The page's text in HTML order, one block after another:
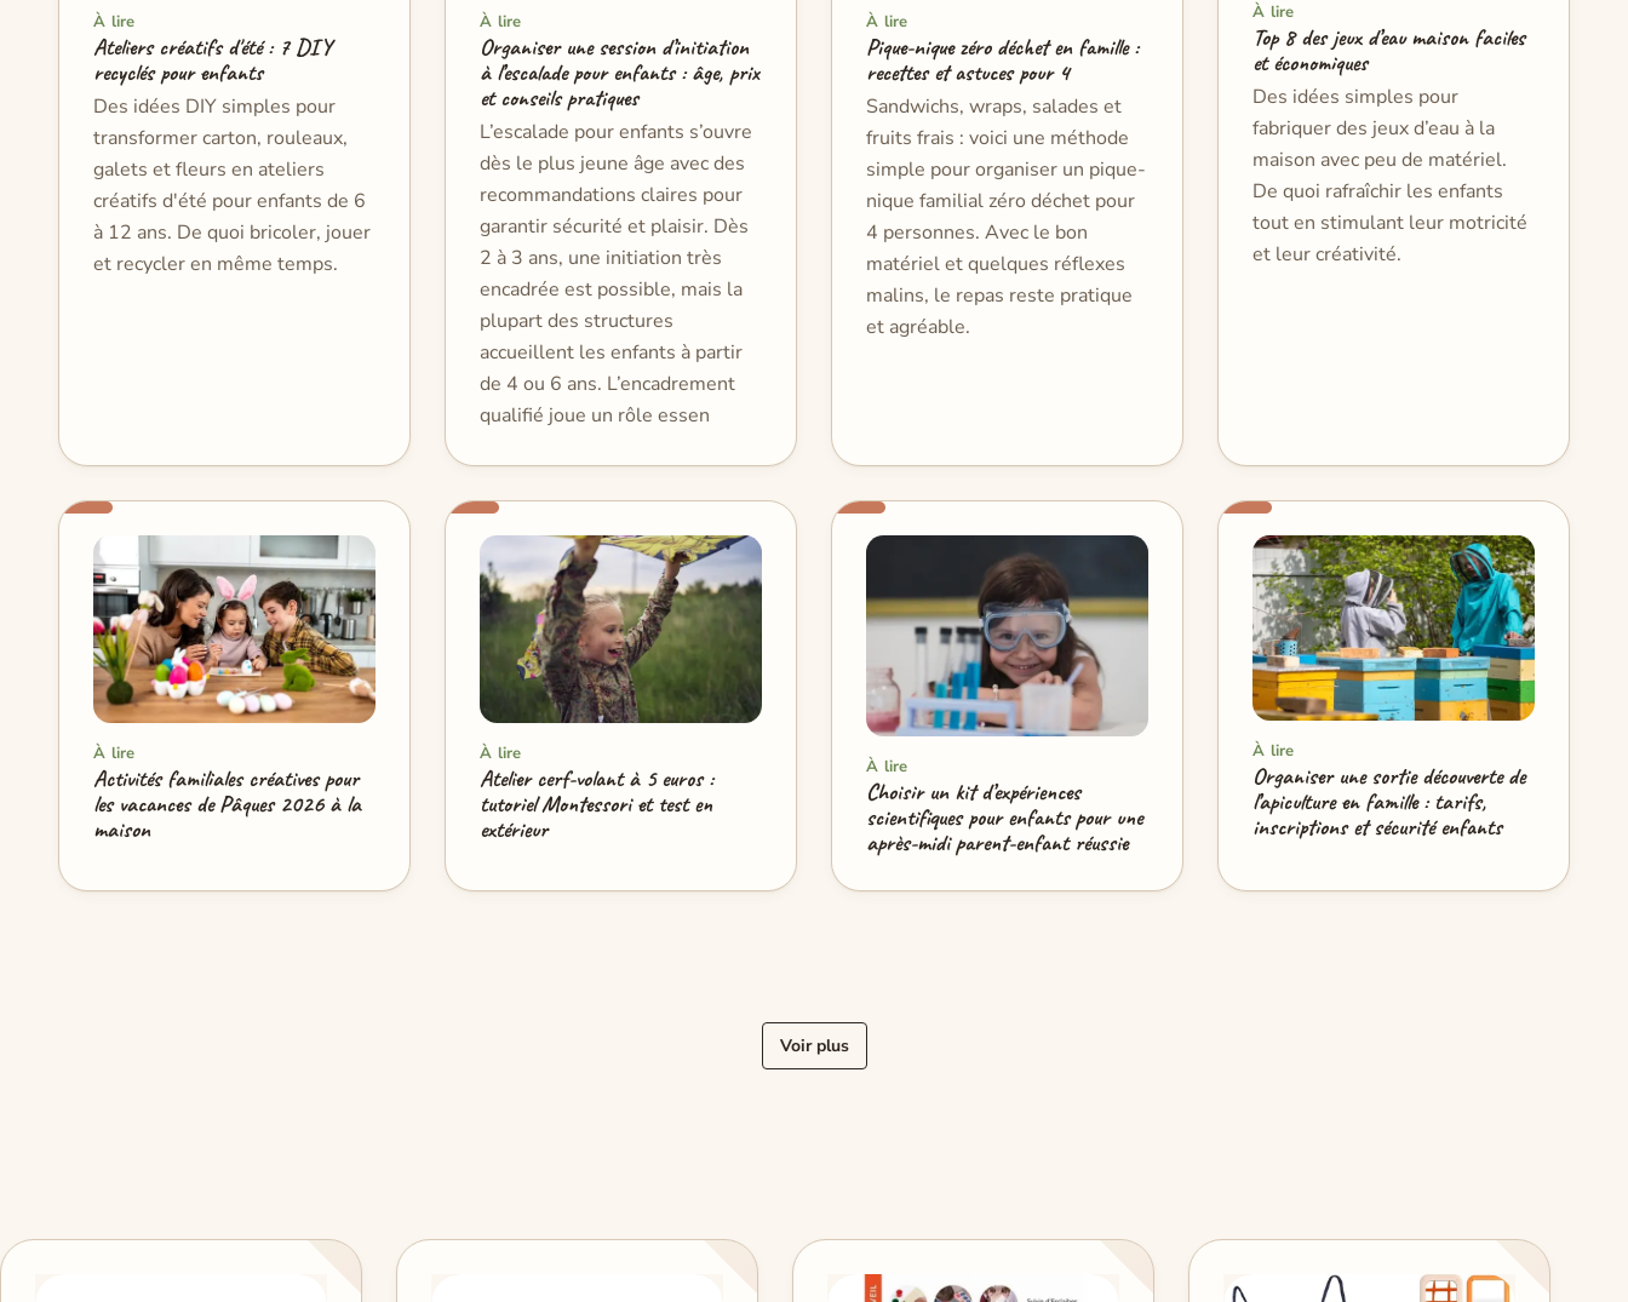
À lire
Ateliers créatifs d'été : 7 DIY
recyclés pour enfants
Des idées DIY simples pour
transformer carton, rouleaux,
galets et fleurs en ateliers
créatifs d'été pour enfants de 6
à 12 ans. De quoi bricoler, jouer
et recycler en même temps.
À lire
Organiser une session d’initiation
à l’escalade pour enfants : âge, prix
et conseils pratiques
L’escalade pour enfants s’ouvre
dès le plus jeune âge avec des
recommandations claires pour
garantir sécurité et plaisir. Dès
2 à 3 ans, une initiation très
encadrée est possible, mais la
plupart des structures
accueillent les enfants à partir
de 4 ou 6 ans. L’encadrement
qualifié joue un rôle essen
À lire
Pique-nique zéro déchet en famille :
recettes et astuces pour 4
Sandwichs, wraps, salades et
fruits frais : voici une méthode
simple pour organiser un pique-
nique familial zéro déchet pour
4 personnes. Avec le bon
matériel et quelques réflexes
malins, le repas reste pratique
et agréable.
À lire
Top 8 des jeux d’eau maison faciles
et économiques
Des idées simples pour
fabriquer des jeux d’eau à la
maison avec peu de matériel.
De quoi rafraîchir les enfants
tout en stimulant leur motricité
et leur créativité.
À lire
Activités familiales créatives pour
les vacances de Pâques 2026 à la
maison
À lire
Atelier cerf-volant à 5 euros :
tutoriel Montessori et test en
extérieur
À lire
Choisir un kit d’expériences
scientifiques pour enfants pour une
après-midi parent-enfant réussie
À lire
Organiser une sortie découverte de
l’apiculture en famille : tarifs,
inscriptions et sécurité enfants
Voir plus
3 … 6